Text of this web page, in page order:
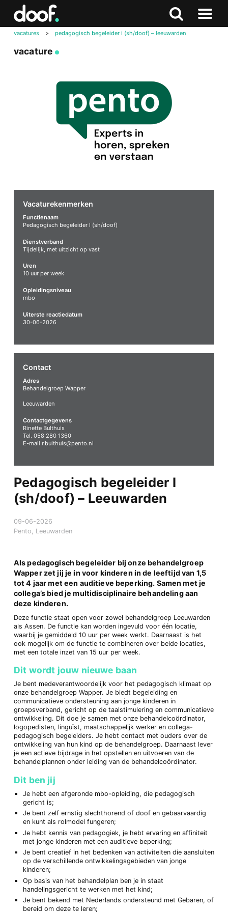
Zoeken
Naar
vacatures > pedagogisch begeleider i (sh/doof) – leeuwarden
vacature
Vacaturekenmerken
Functienaam
Pedagogisch begeleider I (sh/doof)
Dienstverband
Tijdelijk, met uitzicht op vast
Uren
10 uur per week
Opleidingsniveau
mbo
Uiterste reactiedatum
30-06-2026
Contact
Adres
Behandelgroep Wapper
Leeuwarden
Contactgegevens
Rinette Bulthuis
Tel. 058 280 1360
E-mail r.bulthuis@pento.nl
Pedagogisch begeleider I
(sh/doof) – Leeuwarden
09-06-2026
Pento, Leeuwarden
Als pedagogisch begeleider bij onze behandelgroep
Wapper zet jij je in voor kinderen in de leeftijd van 1,5
tot 4 jaar met een auditieve beperking. Samen met je
collega’s bied je multidisciplinaire behandeling aan
deze kinderen.
Deze functie staat open voor zowel behandelgroep Leeuwarden
als Assen. De functie kan worden ingevuld voor één locatie,
waarbij je gemiddeld 10 uur per week werkt. Daarnaast is het
ook mogelijk om de functie te combineren over beide locaties,
met een totale inzet van 15 uur per week.
Dit wordt jouw nieuwe baan
Je bent medeverantwoordelijk voor het pedagogisch klimaat op
onze behandelgroep Wapper. Je biedt begeleiding en
communicatieve ondersteuning aan jonge kinderen in
groepsverband, gericht op de taalstimulering en communicatieve
ontwikkeling. Dit doe je samen met onze behandelcoördinator,
logopedisten, linguïst, maatschappelijk werker en collega-
pedagogisch begeleiders. Je hebt contact met ouders over de
ontwikkeling van hun kind op de behandelgroep. Daarnaast lever
je een actieve bijdrage in het opstellen en uitvoeren van de
behandelplannen onder leiding van de behandelcoördinator.
Dit ben jij
Je hebt een afgeronde mbo-opleiding, die pedagogisch
gericht is;
Je bent zelf ernstig slechthorend of doof en gebaarvaardig
en kunt als rolmodel fungeren;
Je hebt kennis van pedagogiek, je hebt ervaring en affiniteit
met jonge kinderen met een auditieve beperking;
Je bent creatief in het bedenken van activiteiten die aansluiten
op de verschillende ontwikkelingsgebieden van jonge
kinderen;
Op basis van het behandelplan ben je in staat
handelingsgericht te werken met het kind;
Je bent bekend met Nederlands ondersteund met Gebaren, of
bereid om deze te leren;
Doof.nl
Zoeken